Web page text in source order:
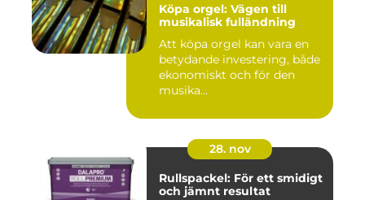
Köpa orgel: Vägen till
musikalisk fulländning
Att köpa orgel kan vara en
betydande investering, både
ekonomiskt och för den
musika...
28. nov
Rullspackel: För ett smidigt
och jämnt resultat